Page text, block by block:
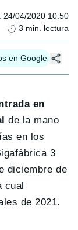
: 24/04/2020 10:50
3 min. lectura
en Google
en
de la mano
en los
3
diciembre de
cual
de 2021.